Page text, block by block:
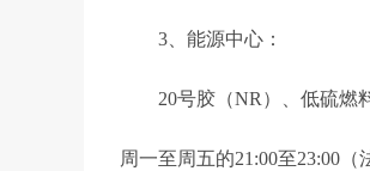
3、能源中心：
20号胶（NR）、低硫燃
周一至周五的21:00至23:00（